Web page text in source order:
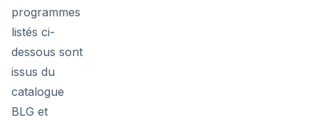
programmes
listés ci-
dessous sont
issus du
catalogue
BLG et